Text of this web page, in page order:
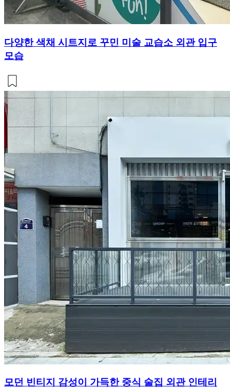
다양한 색채 시트지로 꾸민 미술 교습소 외관 입구
모습
모던 빈티지 감성이 가득한 중식 술집 외관 인테리